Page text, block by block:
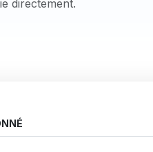
directement.